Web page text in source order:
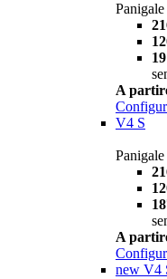
A
V4 S
A
new V4